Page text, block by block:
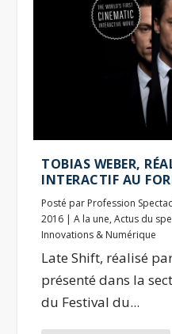
TOBIAS WEBER,
INTERACTIF AU
Posté par Profession
2016 |A la une,Actus du
Innovations & Numérique
Late Shift, réalisé
présenté dans la
du Festival du...